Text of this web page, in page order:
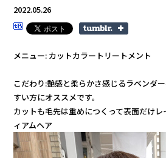
2022.05.26
メニュー: カットカラートリートメント
こだわり:艶感と柔らかさ感じるラベンダ
すい方にオススメです。
カットも毛先は重めにつくって表面だけ
ィアムヘア